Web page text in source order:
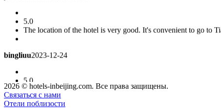
The location of the hotel is very good. It's convenient to go to
Good location, good distance from Wangfujing
asjoyray2023-12-21
2026 © hotels-inbeijing.com. Все права защищены.
Связаться с нами
Отели поблизости